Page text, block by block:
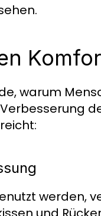
warum
werden,